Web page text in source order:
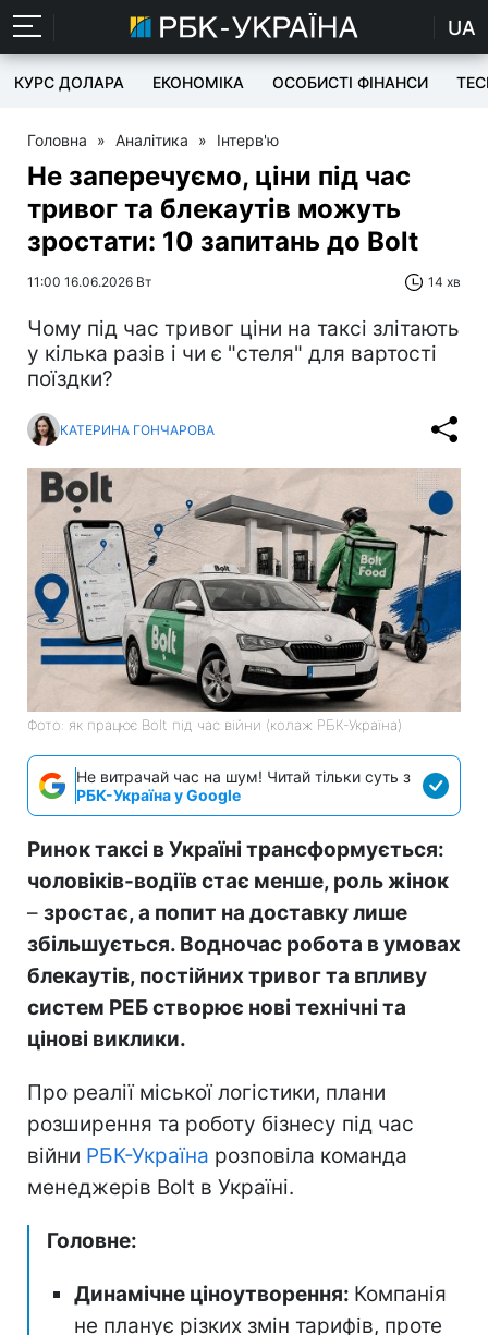
UA
КУРС ДОЛАРА ЕКОНОМІКА ОСОБИСТІ ФІНАНСИ
Головна » Аналітика » Інтерв'ю
Не заперечуємо, ціни під час
тривог та блекаутів можуть
зростати: 10 запитань до Bolt
11:00 16.06.2026 Вт 14 хв
Чому під час тривог ціни на таксі злітають
у кілька разів і чи є "стеля" для вартості
поїздки?
КАТЕРИНА ГОНЧАРОВА
Фото: як працює Bolt під час війни (колаж РБК-Україна)
Не витрачай час на шум! Читай тільки суть з
РБК-Україна у Google
Ринок таксі в Україні трансформується:
чоловіків-водіїв стає менше, роль жінок
– зростає, а попит на доставку лише
збільшується. Водночас робота в умовах
блекаутів, постійних тривог та впливу
систем РЕБ створює нові технічні та
цінові виклики.
Про реалії міської логістики, плани
розширення та роботу бізнесу під час
війни РБК-Україна розповіла команда
менеджерів Bolt в Україні.
Головне:
Динамічне ціноутворення: Компанія
не планує різких змін тарифів, проте